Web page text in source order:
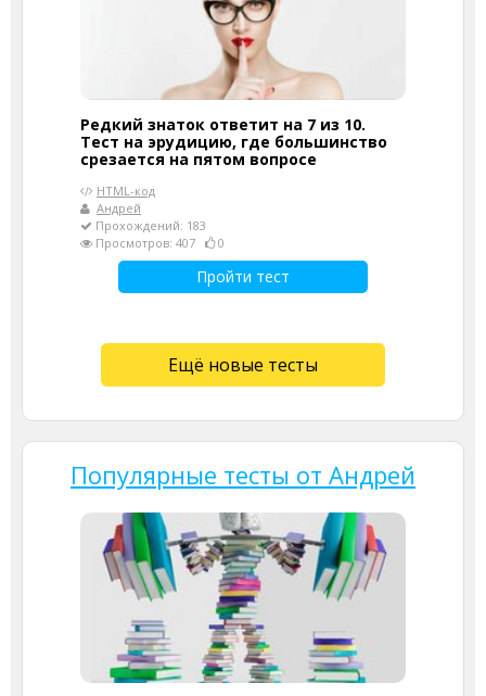
Редкий знаток ответит на 7 из 10.
Тест на эрудицию, где большинство
срезается на пятом вопросе
HTML-код
Андрей
Прохождений: 183
Просмотров: 407
0
Пройти тест
Ещё новые тесты
Популярные тесты от Андрей